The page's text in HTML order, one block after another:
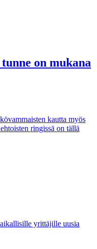
on mukana
kautta myös
ringissä on tällä
yrittäjille uusia